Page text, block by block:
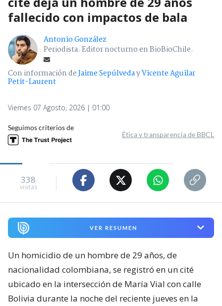
fallecido con impactos de bala
Antonio González
Periodista. Editor nocturno en BioBioChile.
Con información deJaime SepúlvedayVicente Aguilar
Petit-Laurent
Viernes 07 Agosto, 2026 | 01:00
Seguimos criterios de
Ética y transparencia de BBCL
338
visitas
VER RESUMEN
Un homicidio de un hombre de 29 años, de
nacionalidad colombiana, se registró en un cité
ubicado en la intersección de María Vial con calle
Bolivia durante la noche del reciente jueves en la